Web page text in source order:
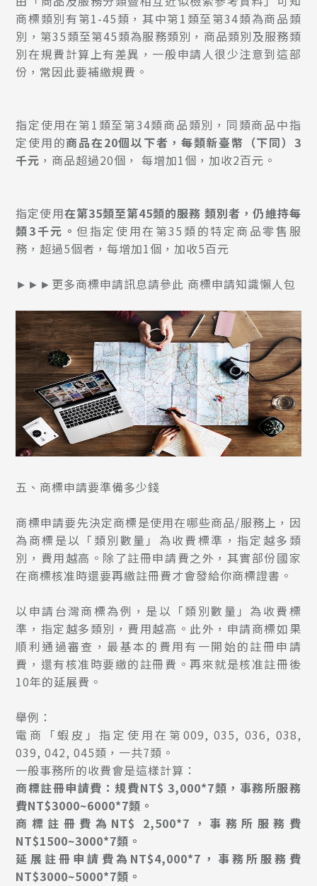
商標類別有第1-45類，其中第1類至第34類為商品類
別，第35類至第45類為服務類別，商品類別及服務類
別在規費計算上有差異，一般申請人很少注意到這部
份，常因此要補繳規費。
指定使用在第1類至第34類商品類別，同類商品中指
定使用的商品在20個以下者，每類新臺幣（下同）3
千元 ，商品超過20個， 每增加1個，加收2百元。
指定使用在第35類至第45類的服務 類別者，仍維持每
類3千元。但指定使用在第35類的特定商品零售服
務，超過5個者，每增加1個，加收5百元
►►►更多商標申請訊息請參此 商標申請知識懶人包
五、商標申請要準備多少錢
商標申請要先決定商標是使用在哪些商品/服務上，因
為商標是以「類別數量」為收費標準，指定越多類
別，費用越高。除了註冊申請費之外，其實部份國家
在商標核准時還要再繳註冊費才會發給你商標證書。
以申請台灣商標為例，是以「類別數量」為收費標
準，指定越多類別，費用越高。此外，申請商標如果
順利通過審查，最基本的費用有一開始的註冊申請
費，還有核准時要繳的註冊費。再來就是核准註冊後
10年的延展費。
舉例：
電商「蝦皮」指定使用在第009, 035, 036, 038,
039, 042, 045類，一共7類。
一般事務所的收費會是這樣計算：
商標註冊申請費：規費NT$ 3,000*7類，事務所服務
費NT$3000~6000*7類。
商標註冊費為NT$ 2,500*7，事務所服務費
NT$1500~3000*7類。
延展註冊申請費為NT$4,000*7，事務所服務費
NT$3000~5000*7類。